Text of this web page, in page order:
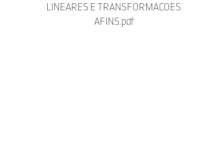
LINEARES E TRANSFORMACOES
AFINS.pdf